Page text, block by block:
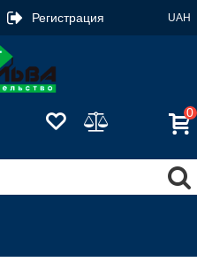
UAH
Регистрация
0